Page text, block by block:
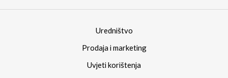
Uredništvo
Prodaja i marketing
Uvjeti korištenja